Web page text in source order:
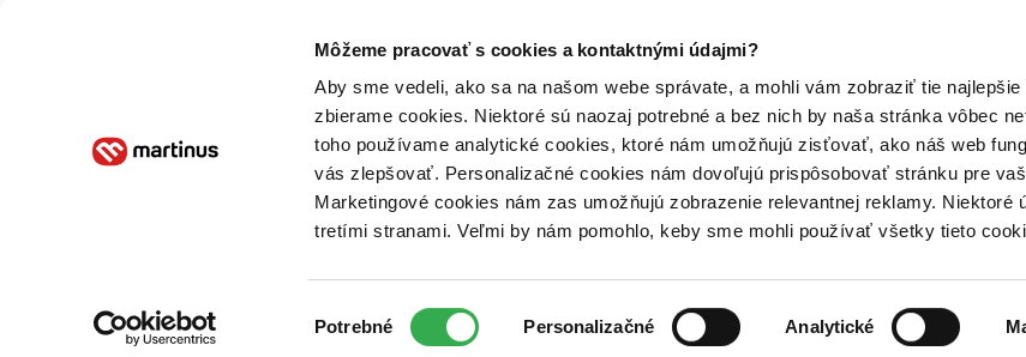
Môžeme pracovať s cookies a kontaktnými údajmi?
Aby sme vedeli, ako sa na našom webe správate, a mohli vám zobraziť tie najlepšie
zbierame cookies. Niektoré sú naozaj potrebné a bez nich by naša stránka vôbec
toho používame analytické cookies, ktoré nám umožňujú zisťovať, ako náš web
vás zlepšovať. Personalizačné cookies nám dovoľujú prispôsobovať stránku pre
Marketingové cookies nám zas umožňujú zobrazenie relevantnej reklamy. Niektoré
tretími stranami. Veľmi by nám pomohlo, keby sme mohli používať všetky tieto
súhlasu
Potrebné Personalizačné Analytické
Poukážky Kontakt